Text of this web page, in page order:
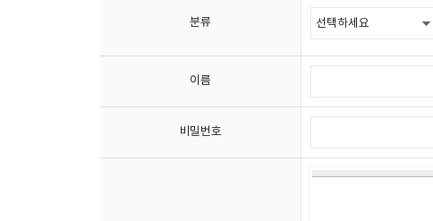
분류
이름
비밀번호